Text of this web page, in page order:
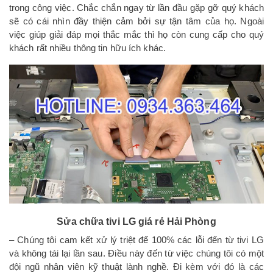
trong công việc. Chắc chắn ngay từ lần đầu gặp gỡ quý khách
sẽ có cái nhìn đầy thiện cảm bởi sự tận tâm của họ. Ngoài
việc giúp giải đáp mọi thắc mắc thì họ còn cung cấp cho quý
khách rất nhiều thông tin hữu ích khác.
Sửa chữa tivi LG giá rẻ Hải Phòng
– Chúng tôi cam kết xử lý triệt để 100% các lỗi đến từ tivi LG
và không tái lại lần sau. Điều này đến từ việc chúng tôi có một
đội ngũ nhân viên kỹ thuật lành nghề. Đi kèm với đó là các